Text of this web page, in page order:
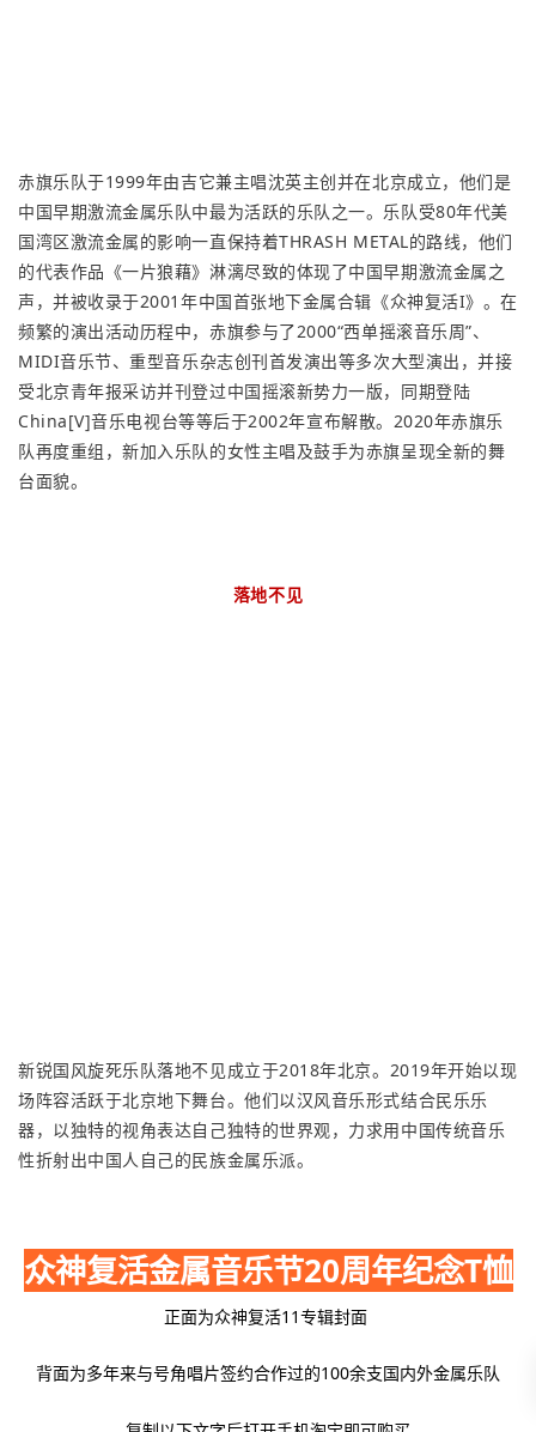
赤旗乐队于1999年由吉它兼主唱沈英主创并在北京成立，他们是
中国早期激流金属乐队中最为活跃的乐队之一。乐队受80年代美
国湾区激流金属的影响一直保持着THRASH METAL的路线，他们
的代表作品《一片狼藉》淋漓尽致的体现了中国早期激流金属之
声，并被收录于2001年中国首张地下金属合辑《众神复活I》。在
频繁的演出活动历程中，赤旗参与了2000“西单摇滚音乐周”、
MIDI音乐节、重型音乐杂志创刊首发演出等多次大型演出，并接
受北京青年报采访并刊登过中国摇滚新势力一版，同期登陆
China[V]音乐电视台等等后于2002年宣布解散。2020年赤旗乐
队再度重组，新加入乐队的女性主唱及鼓手为赤旗呈现全新的舞
台面貌。
落地不见
新锐国风旋死乐队落地不见成立于2018年北京。2019年开始以现
场阵容活跃于北京地下舞台。他们以汉风音乐形式结合民乐乐
器，以独特的视角表达自己独特的世界观，力求用中国传统音乐
性折射出中国人自己的民族金属乐派。
众神复活金属音乐节20周年纪念T恤
正面为众神复活11专辑封面
背面为多年来与号角唱片签约合作过的100余支国内外金属乐队